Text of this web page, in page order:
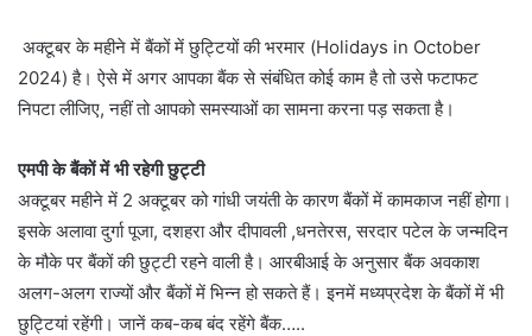
अक्टूबर के महीने में बैंकों में छुट्टियों की भरमार (Holidays in October
2024) है। ऐसे में अगर आपका बैंक से संबंधित कोई काम है तो उसे फटाफट
निपटा लीजिए, नहीं तो आपको समस्याओं का सामना करना पड़ सकता है।
एमपी के बैंकों में भी रहेगी छुट्टी
अक्टूबर महीने में 2 अक्टूबर को गांधी जयंती के कारण बैंकों में कामकाज नहीं होगा।
इसके अलावा दुर्गा पूजा, दशहरा और दीपावली ,धनतेरस, सरदार पटेल के जन्मदिन
के मौके पर बैंकों की छुट्टी रहने वाली है। आरबीआई के अनुसार बैंक अवकाश
अलग-अलग राज्यों और बैंकों में भिन्न हो सकते हैं। इनमें मध्यप्रदेश के बैंकों में भी
छुट्टियां रहेंगी। जानें कब-कब बंद रहेंगे बैंक…..